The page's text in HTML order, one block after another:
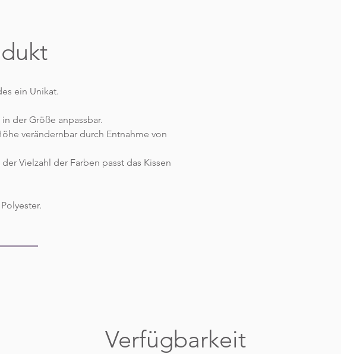
ein Unikat.
der Größe anpassbar.
verändernbar durch Entnahme von
Vielzahl der Farben passt das Kissen
Verfügbarkeit